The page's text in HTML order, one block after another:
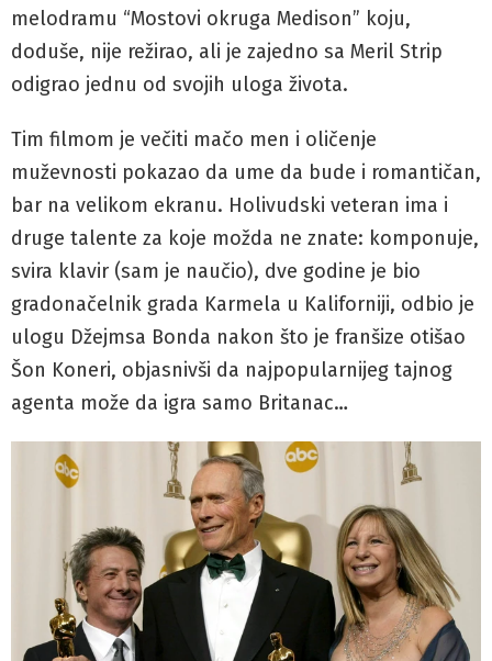
melodramu “Mostovi okruga Medison” koju,
doduše, nije režirao, ali je zajedno sa Meril Strip
odigrao jednu od svojih uloga života.
Tim filmom je večiti mačo men i oličenje
muževnosti pokazao da ume da bude i romantičan,
bar na velikom ekranu. Holivudski veteran ima i
druge talente za koje možda ne znate: komponuje,
svira klavir (sam je naučio), dve godine je bio
gradonačelnik grada Karmela u Kaliforniji, odbio je
ulogu Džejmsa Bonda nakon što je franšize otišao
Šon Koneri, objasnivši da najpopularnijeg tajnog
agenta može da igra samo Britanac…